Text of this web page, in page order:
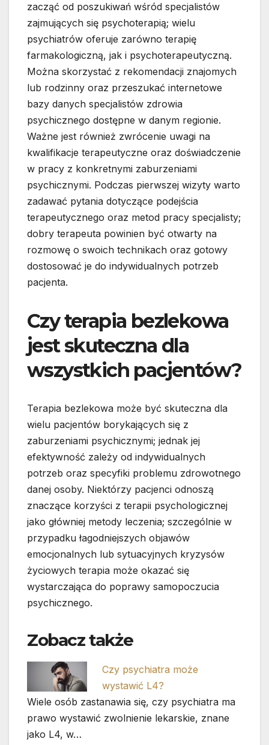
zacząć od poszukiwań wśród specjalistów
zajmujących się psychoterapią; wielu
psychiatrów oferuje zarówno terapię
farmakologiczną, jak i psychoterapeutyczną.
Można skorzystać z rekomendacji znajomych
lub rodzinny oraz przeszukać internetowe
bazy danych specjalistów zdrowia
psychicznego dostępne w danym regionie.
Ważne jest również zwrócenie uwagi na
kwalifikacje terapeutyczne oraz doświadczenie
w pracy z konkretnymi zaburzeniami
psychicznymi. Podczas pierwszej wizyty warto
zadawać pytania dotyczące podejścia
terapeutycznego oraz metod pracy specjalisty;
dobry terapeuta powinien być otwarty na
rozmowę o swoich technikach oraz gotowy
dostosować je do indywidualnych potrzeb
pacjenta.
Czy terapia bezlekowa
jest skuteczna dla
wszystkich pacjentów?
Terapia bezlekowa może być skuteczna dla
wielu pacjentów borykających się z
zaburzeniami psychicznymi; jednak jej
efektywność zależy od indywidualnych
potrzeb oraz specyfiki problemu zdrowotnego
danej osoby. Niektórzy pacjenci odnoszą
znaczące korzyści z terapii psychologicznej
jako główniej metody leczenia; szczególnie w
przypadku łagodniejszych objawów
emocjonalnych lub sytuacyjnych kryzysów
życiowych terapia może okazać się
wystarczająca do poprawy samopoczucia
psychicznego.
Zobacz także
Czy psychiatra może
wystawić L4?
Wiele osób zastanawia się, czy psychiatra ma
prawo wystawić zwolnienie lekarskie, znane
jako L4, w…